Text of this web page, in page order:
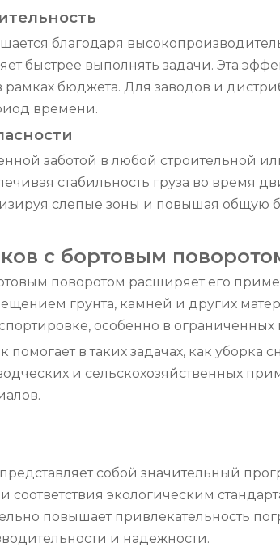
благодаря
быстрее выполнять задачи. Эта
рамках бюджета. Для заводов и
времени.
заботой в любой
стабильность груза во время
слепые зоны и повышая общую
с бортовым
поворотом расширяет его
грунта, камней и других
особенно в ограниченных
в таких задачах, как
и сельскохозяйственных
собой значительный
соответствия экологическим
повышает привлекательность
и надежности.